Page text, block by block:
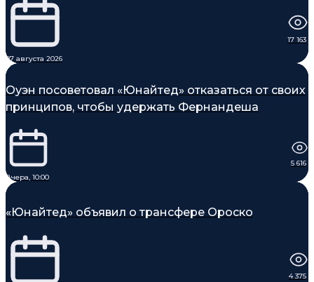
07 августа 2026
17 163
Оуэн посоветовал «Юнайтед» отказаться от своих
принципов, чтобы удержать Фернандеша
Вчера, 10:00
5 616
«Юнайтед» объявил о трансфере Ороско
4 375